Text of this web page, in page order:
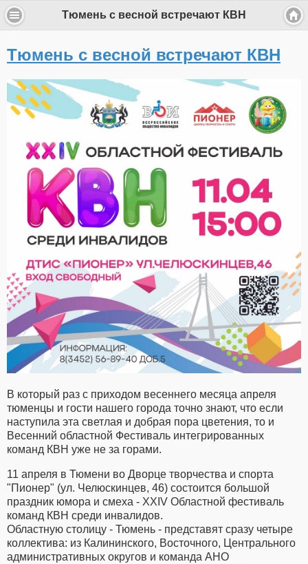
Тюмень с весной встречают КВН
Тюмень с весной встречают КВН
В который раз с приходом весеннего месяца апреля
тюменцы и гости нашего города точно знают, что если
наступила эта светлая и добрая пора цветения, то и
Весенний областной Фестиваль интегрированных
команд КВН уже не за горами.
11 апреля в Тюмени во Дворце творчества и спорта
"Пионер" (ул. Челюскинцев, 46) состоится большой
праздник юмора и смеха - XXIV Областной фестиваль
команд КВН среди инвалидов.
Областную столицу - Тюмень - представят сразу четыре
коллектива: из Калининского, Восточного, Центрального
административных округов и команда АНО